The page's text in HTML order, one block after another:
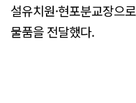
설유치원·현포분교장으
물품을 전달했다.